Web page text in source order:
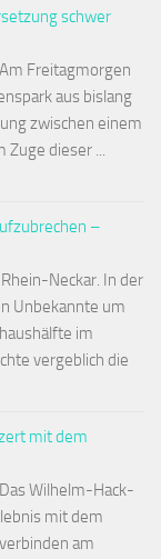
schwer
Freitagmorgen
aus bislang
zwischen einem
Zuge dieser ...
–
Neckar. In der
Unbekannte um
im
vergeblich die
mit dem
Wilhelm-Hack-
mit dem
am